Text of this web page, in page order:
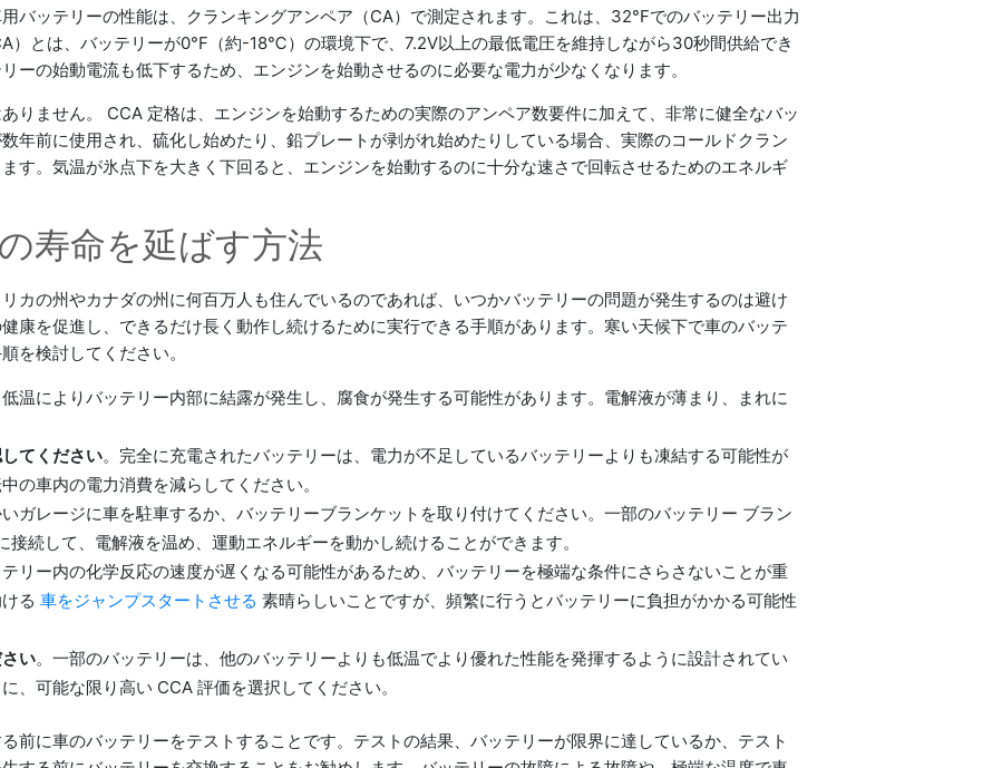
バッテリーの性能は、クランキングアンペア（CA）で測定されます。これは、32°Fでのバッテリー出力
）とは、バッテリーが0°F（約-18℃）の環境下で、7.2V以上の最低電圧を維持しながら30秒間供給でき
ーの始動電流も低下するため、エンジンを始動させるのに必要な電力が少なくなります。
りません。 CCA 定格は、エンジンを始動するための実際のアンペア数要件に加えて、非常に健全なバッ
年前に使用され、硫化し始めたり、鉛プレートが剥がれ始めたりしている場合、実際のコールドクラン
す。気温が氷点下を大きく下回ると、エンジンを始動するのに十分な速さで回転させるためのエネルギ
寿命を延ばす方法
カの州やカナダの州に何百万人も住んでいるのであれば、いつかバッテリーの問題が発生するのは避け
康を促進し、できるだけ長く動作し続けるために実行できる手順があります。寒い天候下で車のバッテ
を検討してください。
温によりバッテリー内部に結露が発生し、腐食が発生する可能性があります。電解液が薄まり、まれに
てください。完全に充電されたバッテリーは、電力が不足しているバッテリーよりも凍結する可能性が
の車内の電力消費を減らしてください。
ガレージに車を駐車するか、バッテリーブランケットを取り付けてください。一部のバッテリー ブラン
続して、電解液を温め、運動エネルギーを動かし続けることができます。
リー内の化学反応の速度が遅くなる可能性があるため、バッテリーを極端な条件にさらさないことが重
る 車をジャンプスタートさせる 素晴らしいことですが、頻繁に行うとバッテリーに負担がかかる可能性
い。一部のバッテリーは、他のバッテリーよりも低温でより優れた性能を発揮するように設計されてい
、可能な限り高い CCA 評価を選択してください。
前に車のバッテリーをテストすることです。テストの結果、バッテリーが限界に達しているか、テスト